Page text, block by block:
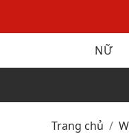
NỮ
Trang chủ